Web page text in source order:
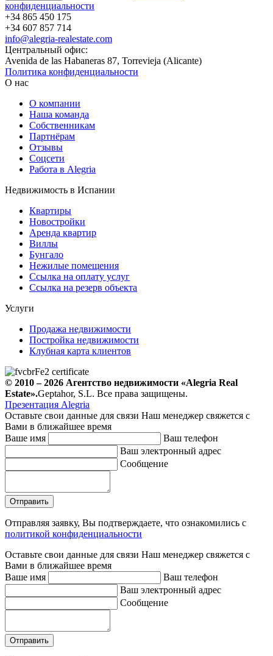
конфиденциальности
+34 865 450 175
+34 607 857 714
info@alegria-realestate.com
Центральный офис:
Avenida de las Habaneras 87, Torrevieja (Alicante)
Политика конфиденциальности
О нас
О компании
Наша команда
Собственникам
Партнёрам
Отзывы
Соцсети
Работа в Alegria
Недвижимость в Испании
Квартиры
Новостройки
Аренда квартир
Виллы
Бунгало
Нежилые помещения
Ссылка на оплату услуг
Ссылка на резерв объекта
Услуги
Продажа недвижимости
Постройка недвижимости
Клубная карта клиентов
© 2010 – 2026 Агентство недвижимости «Alegria Real
Estate».Geptahor, S.L. Все права защищены.
Презентация Alegria
Оставьте свои данные для связи Наш менеджер свяжется с
Вами в ближайшее время
Ваше имя
Ваш телефон
Ваш электронный адрес
Сообщение
Отправляя заявку, Вы подтверждаете, что ознакомились с
политикой конфиденциальности
Оставьте свои данные для связи Наш менеджер свяжется с
Вами в ближайшее время
Ваше имя
Ваш телефон
Ваш электронный адрес
Сообщение